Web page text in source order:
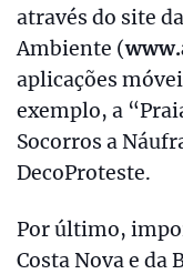
através do site
Ambiente (
aplicações
exemplo, a
Socorros a
DecoProteste.
Por último,
Costa Nova e da